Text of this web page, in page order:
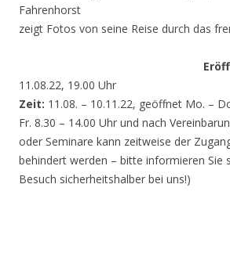
Fahrenhorst
zeigt Fotos von seine Reise durch das
11.08.22, 19.00 Uhr
Zeit: 11.08. – 10.11.22, geöffnet Mo. –
Fr. 8.30 – 14.00 Uhr und nach
oder Seminare kann zeitweise der
behindert werden – bitte informieren Sie
Besuch sicherheitshalber bei uns!)